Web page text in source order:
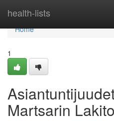
health-lists
Home
Home
1
Martsarin